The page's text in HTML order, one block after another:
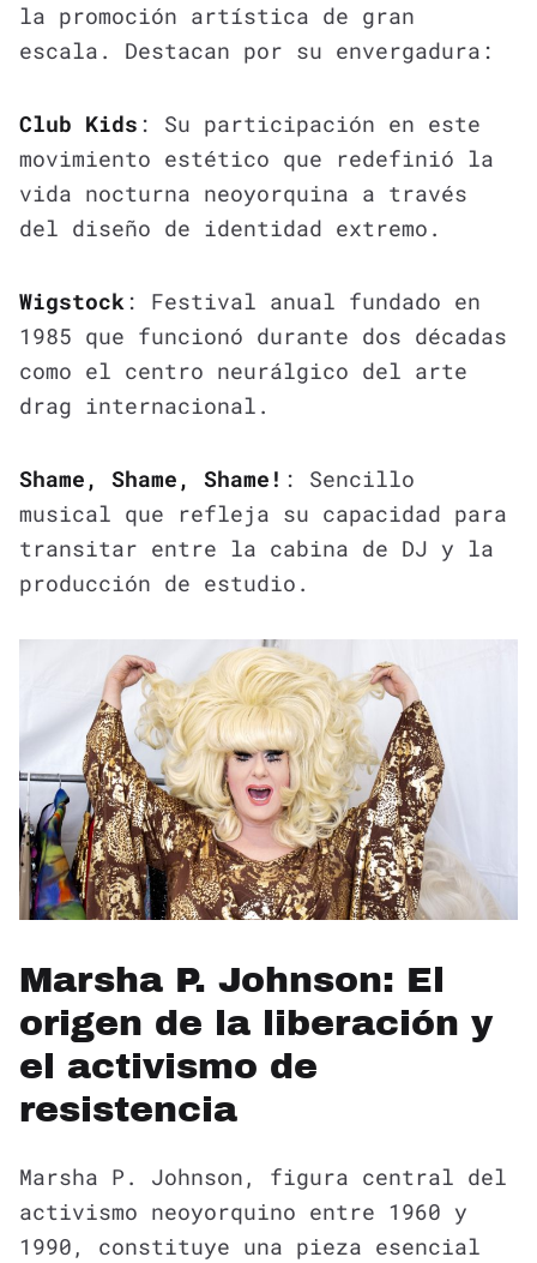
la promoción artística de gran
escala. Destacan por su envergadura:
Club Kids : Su participación en este
movimiento estético que redefinió la
vida nocturna neoyorquina a través
del diseño de identidad extremo.
Wigstock : Festival anual fundado en
1985 que funcionó durante dos décadas
como el centro neurálgico del arte
drag internacional.
Shame, Shame, Shame! : Sencillo
musical que refleja su capacidad para
transitar entre la cabina de DJ y la
producción de estudio.
Marsha P. Johnson: El
origen de la liberación y
el activismo de
resistencia
Marsha P. Johnson, figura central del
activismo neoyorquino entre 1960 y
1990, constituye una pieza esencial